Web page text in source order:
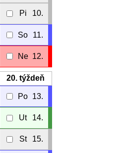
Pi 10.
So 11.
Ne 12.
20. týždeň
Po 13.
Ut 14.
St 15.